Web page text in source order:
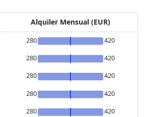
Alquiler Mensual (EUR)
280
420
280
420
280
420
280
420
280
420